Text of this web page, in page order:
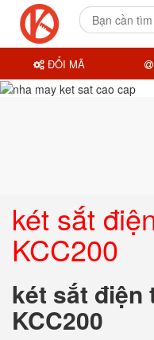
két sắt
KCC200
két sắt điện
KCC200
ĐỔI MÃ